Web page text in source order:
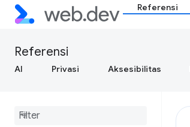
Referensi
Referensi
AI Privasi Aksesibilitas